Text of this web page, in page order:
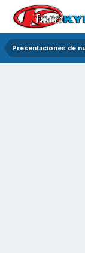
Presentaciones de